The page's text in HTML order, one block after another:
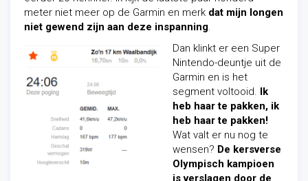
meter niet meer op de Garmin en merk dat mijn longen
niet gewend zijn aan deze inspanning.
Dan klinkt er een Super
Nintendo-deuntje uit de
Garmin en is het
segment voltooid. Ik
heb haar te pakken, ik
heb haar te pakken!
Wat valt er nu nog te
wensen? De kersverse
Olympisch kampioen
is verslagen door de